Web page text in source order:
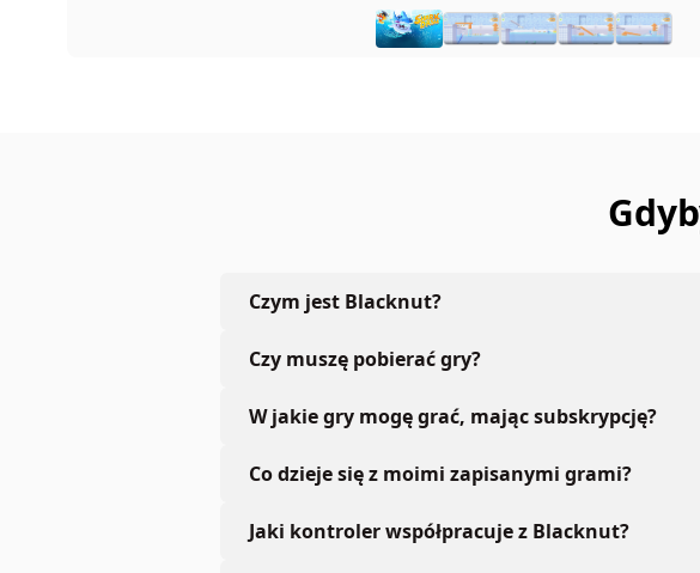
Czym jest Blacknut?
Czy muszę pobierać gry?
W jakie gry mogę grać, mając subskrypcję?
Co dzieje się z moimi zapisanymi grami?
Jaki kontroler współpracuje z Blacknut?